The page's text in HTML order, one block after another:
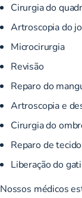
Cirurgia do
Artroscopia do
Microcirurgia
Revisão
Reparo do
Artroscopia e
Cirurgia do
Reparo de
Liberação do
Nossos médicos